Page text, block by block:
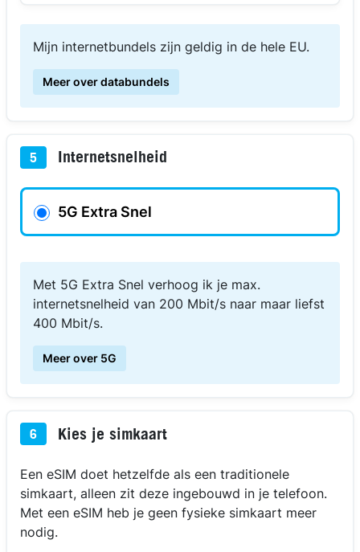
Mijn internetbundels zijn geldig in de hele EU.
Meer over databundels
5 Internetsnelheid
5G Extra Snel
Met 5G Extra Snel verhoog ik je max.
internetsnelheid van 200 Mbit/s naar maar liefst
400 Mbit/s.
Meer over 5G
6 Kies je simkaart
Een eSIM doet hetzelfde als een traditionele
simkaart, alleen zit deze ingebouwd in je telefoon.
Met een eSIM heb je geen fysieke simkaart meer
nodig.